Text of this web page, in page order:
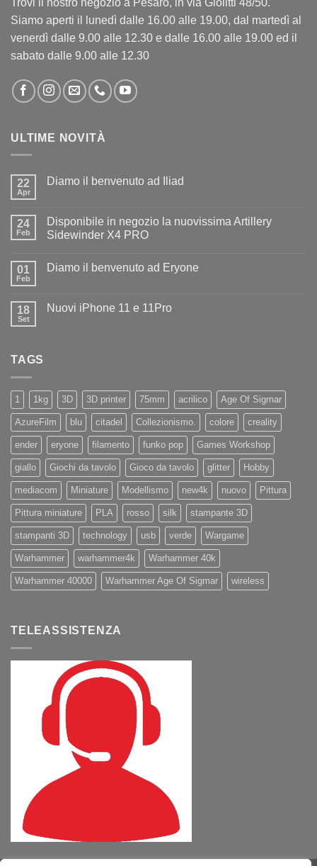
Trovi il nostro negozio a Pesaro, in via Giolitti 48/50.
Siamo aperti il lunedì dalle 16.00 alle 19.00, dal martedì al
venerdì dalle 9.00 alle 12.30 e dalle 16.00 alle 19.00 ed il
sabato dalle 9.00 alle 12.30
ULTIME NOVITÀ
22
Apr
Diamo il benvenuto ad Iliad
Diamo
il
benvenuto
24
Feb
Disponibile in negozio la nuovissima Artillery
Sidewinder X4 PRO
su
la
nuovissima
01
Feb
Diamo il benvenuto ad Eryone
Diamo
18
Set
Nuovi iPhone 11 e 11Pro
TAGS
1 1kg 3D 3D printer 75mm acrilico Age Of Sigmar
AzureFilm blu citadel Collezionismo. colore creality
ender eryone filamento funko pop Games Workshop
giallo Giochi da tavolo Gioco da tavolo glitter Hobby
mediacom Miniature Modellismo new4k nuovo Pittura
Pittura miniature PLA rosso silk stampante 3D
stampanti 3D technology usb verde Wargame
Warhammer warhammer4k Warhammer 40k
Warhammer 40000 Warhammer Age Of Sigmar wireless
TELEASSISTENZA